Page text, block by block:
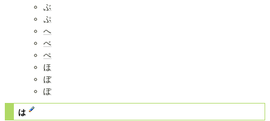
ぶ
ぷ
へ
べ
ぺ
ほ
ぼ
ぽ
は